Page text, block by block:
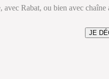
avec Rabat, ou bien avec chaîne
JE